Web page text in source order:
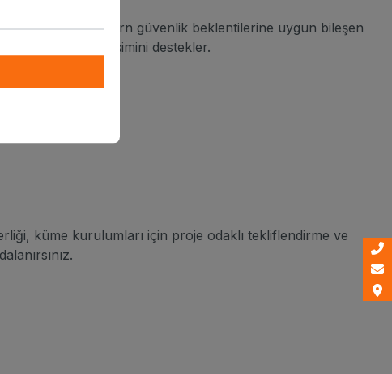
ve modern güvenlik beklentilerine uygun bileşen
ve altyapı yönetişimini destekler.
küme kurulumları için proje odaklı tekliflendirme ve